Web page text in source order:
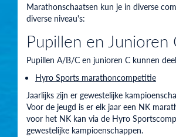
Marathonschaatsen kun je in diverse
diverse niveau's:
Pupillen en Junioren
Pupillen A/B/C en junioren C kunnen
Hyro Sports marathoncompetitie
Jaarlijks zijn er gewestelijke
Voor de jeugd is er elk jaar een NK
voor het NK kan via de Hyro
gewestelijke kampioenschappen.